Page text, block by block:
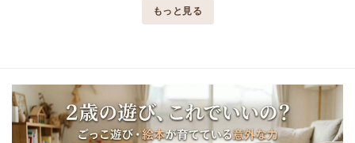
もっと見る